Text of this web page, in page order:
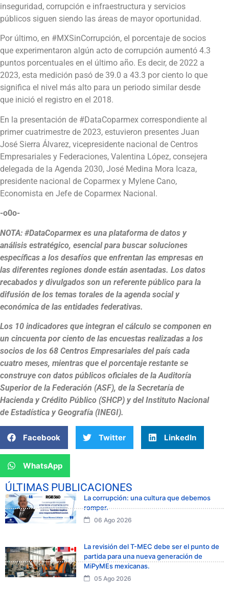
inseguridad, corrupción e infraestructura y servicios
públicos siguen siendo las áreas de mayor oportunidad.
Por último, en #MXSinCorrupción, el porcentaje de socios
que experimentaron algún acto de corrupción aumentó 4.3
puntos porcentuales en el último año. Es decir, de 2022 a
2023, esta medición pasó de 39.0 a 43.3 por ciento lo que
significa el nivel más alto para un periodo similar desde
que inició el registro en el 2018.
En la presentación de #DataCoparmex correspondiente al
primer cuatrimestre de 2023, estuvieron presentes Juan
José Sierra Álvarez, vicepresidente nacional de Centros
Empresariales y Federaciones, Valentina López, consejera
delegada de la Agenda 2030, José Medina Mora Icaza,
presidente nacional de Coparmex y Mylene Cano,
Economista en Jefe de Coparmex Nacional.
-o0o-
NOTA: #DataCoparmex es una plataforma de datos y
análisis estratégico, esencial para buscar soluciones
específicas a los desafíos que enfrentan las empresas en
las diferentes regiones donde están asentadas. Los datos
recabados y divulgados son un referente público para la
difusión de los temas torales de la agenda social y
económica de las entidades federativas.
Los 10 indicadores que integran el cálculo se componen en
un cincuenta por ciento de las encuestas realizadas a los
socios de los 68 Centros Empresariales del país cada
cuatro meses, mientras que el porcentaje restante se
construye con datos públicos oficiales de la Auditoría
Superior de la Federación (ASF), de la Secretaría de
Hacienda y Crédito Público (SHCP) y del Instituto Nacional
de Estadística y Geografía (INEGI).
Facebook Twitter LinkedIn
WhatsApp
ÚLTIMAS PUBLICACIONES
La corrupción: una cultura que debemos
romper.
06 Ago 2026
La revisión del T-MEC debe ser el punto de
partida para una nueva generación de
MiPyMEs mexicanas.
05 Ago 2026